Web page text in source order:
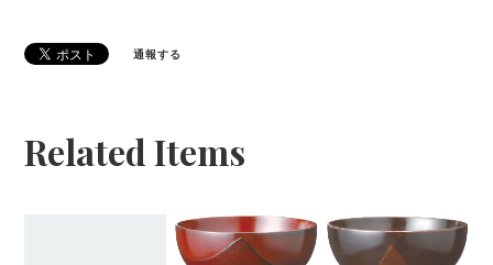
通報する
Related Items